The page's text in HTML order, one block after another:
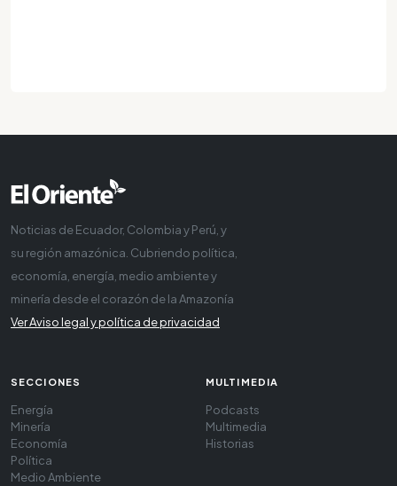
Noticias de Ecuador, Colombia y Perú, y
su región amazónica. Cubriendo política,
economía, energía, medio ambiente y
minería desde el corazón de la Amazonía
Ver Aviso legal y política de privacidad
SECCIONES
Energía
Minería
Economía
Política
Medio Ambiente
MULTIMEDIA
Podcasts
Multimedia
Historias